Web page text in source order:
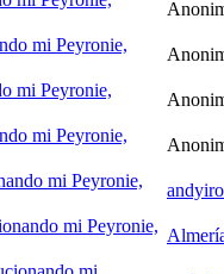
mi Peyronie,
mi Peyronie,
mi Peyronie,
mi Peyronie,
mi Peyronie,